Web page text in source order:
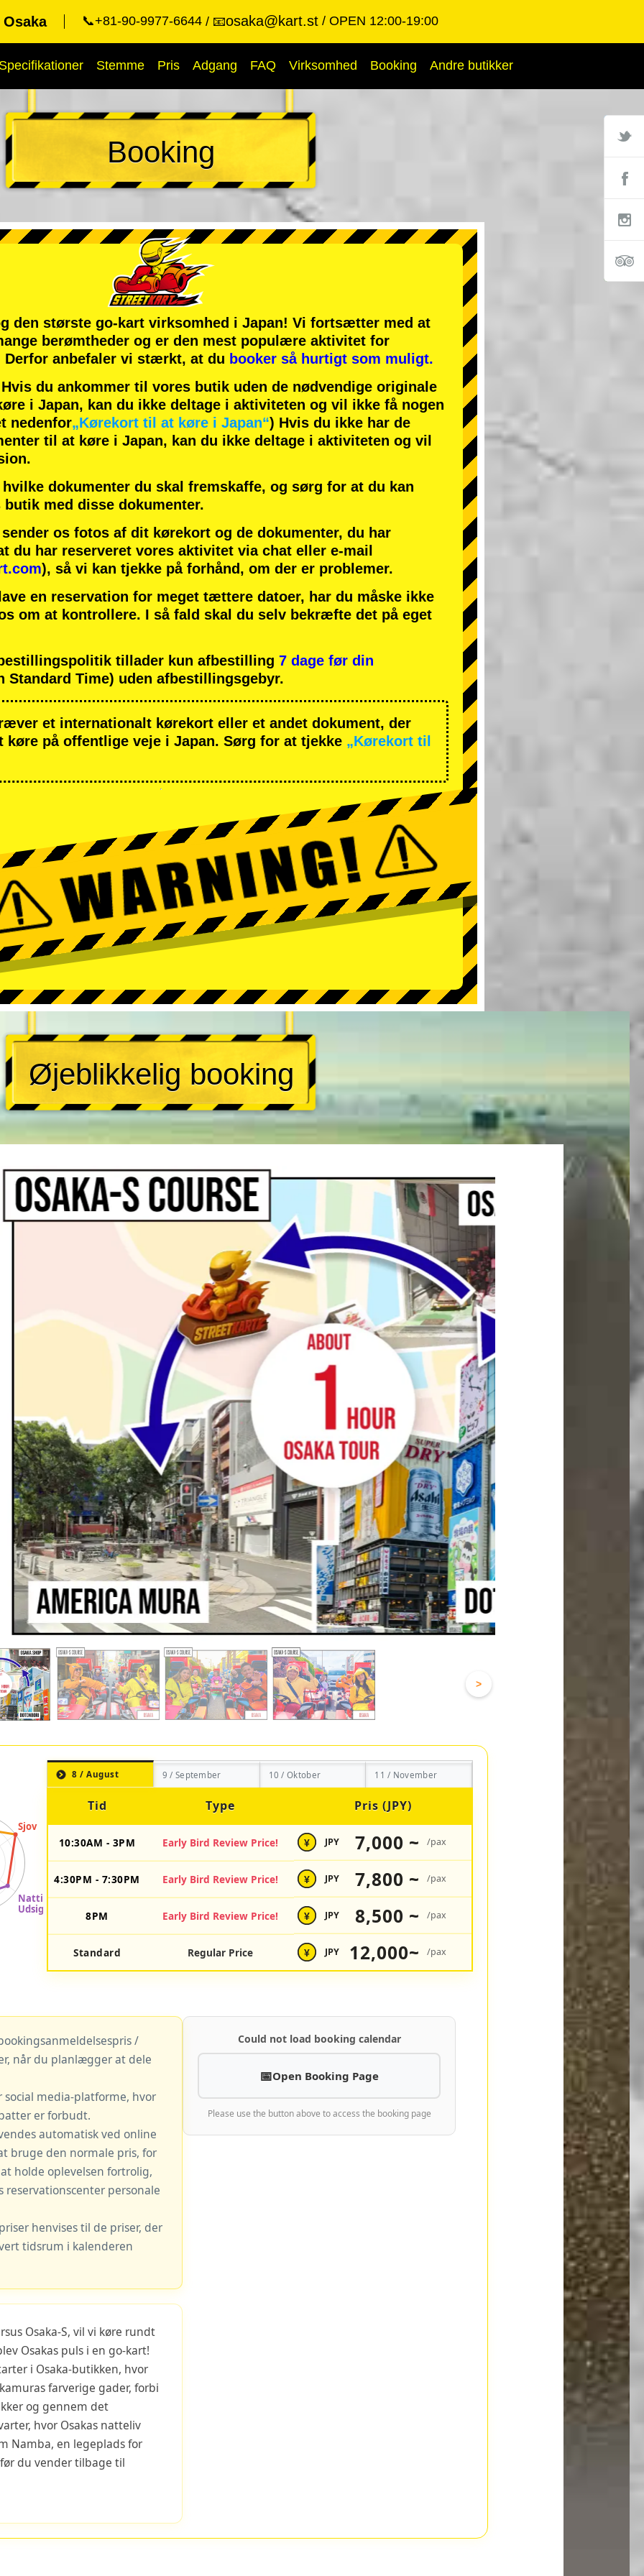
📞+81-90-9977-6644 📧osaka@kart.st OPEN 12:00-19:00
Stemme Pris Adgang FAQ Virksomhed Booking Andre butikker
Booking
den største go-kart virksomhed i Japan! Vi fortsætter med at
berømtheder og er den mest populære aktivitet for
Derfor anbefaler vi stærkt, at du booker så hurtigt som muligt.
du ankommer til vores butik uden de nødvendige originale
i Japan, kan du ikke deltage i aktiviteten og vil ikke få nogen
nedenfor„Kørekort til at køre i Japan“) Hvis du ikke har de
til at køre i Japan, kan du ikke deltage i aktiviteten og vil
dokumenter du skal fremskaffe, og sørg for at du kan
med disse dokumenter.
os fotos af dit kørekort og de dokumenter, du har
du har reserveret vores aktivitet via chat eller e-mail
), så vi kan tjekke på forhånd, om der er problemer.
en reservation for meget tættere datoer, har du måske ikke
om at kontrollere. I så fald skal du selv bekræfte det på eget
tillader kun afbestilling 7 dage før din
Standard Time) uden afbestillingsgebyr.
et internationalt kørekort eller et andet dokument, der
på offentlige veje i Japan. Sørg for at tjekke „Kørekort til
Øjeblikkelig booking
>
8 / August 9 / September 10 / Oktober 11 / November
Tid Type Pris (JPY)
10:30AM - 3PM Early Bird Review Price! ¥ JPY 7,000 ~ /pax
4:30PM - 7:30PM Early Bird Review Price! ¥ JPY 7,800 ~ /pax
8PM Early Bird Review Price! ¥ JPY 8,500 ~ /pax
Standard Regular Price ¥ JPY 12,000~ /pax
/
når du planlægger at dele
media-platforme, hvor
er forbudt.
automatisk ved online
bruge den normale pris, for
holde oplevelsen fortrolig,
reservationscenter personale
henvises til de priser, der
tidsrum i kalenderen
Osaka-S, vil vi køre rundt
Osakas puls i en go-kart!
i Osaka-butikken, hvor
farverige gader, forbi
og gennem det
hvor Osakas natteliv
Namba, en legeplads for
du vender tilbage til
Could not load booking calendar
Open Booking Page
Please use the button above to access the booking page